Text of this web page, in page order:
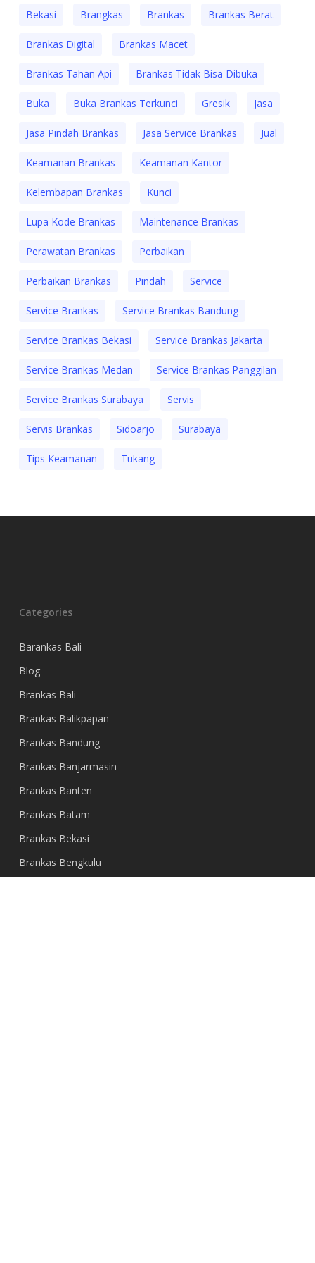
Bekasi Brangkas Brankas Brankas Berat
Brankas Digital Brankas Macet
Brankas Tahan Api Brankas Tidak Bisa Dibuka
Buka Buka Brankas Terkunci Gresik Jasa
Jasa Pindah Brankas Jasa Service Brankas Jual
Keamanan Brankas Keamanan Kantor
Kelembapan Brankas Kunci
Lupa Kode Brankas Maintenance Brankas
Perawatan Brankas Perbaikan
Perbaikan Brankas Pindah Service
Service Brankas Service Brankas Bandung
Service Brankas Bekasi Service Brankas Jakarta
Service Brankas Medan Service Brankas Panggilan
Service Brankas Surabaya Servis
Servis Brankas Sidoarjo Surabaya
Tips Keamanan Tukang
Categories
Barankas Bali
Blog
Brankas Bali
Brankas Balikpapan
Brankas Bandung
Brankas Banjarmasin
Brankas Banten
Brankas Batam
Brankas Bekasi
Brankas Bengkulu